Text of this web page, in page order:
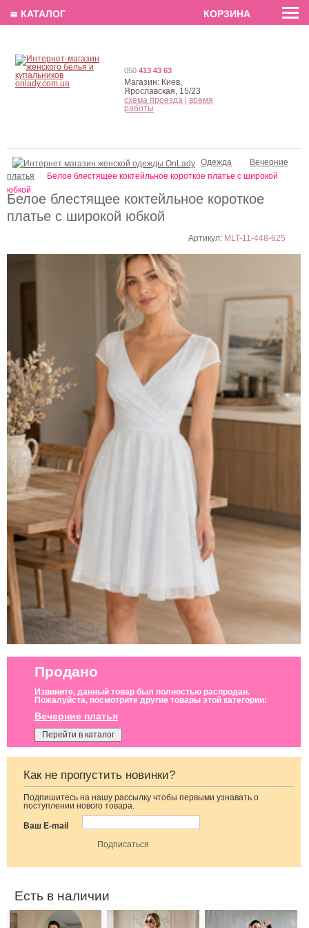
EN РУС
Белое блестящее коктейльное короткое
платье с широкой юбкой
Артикул: MLT-11-448-625
Продано
Извините, данный товар был полностью распродан.
Пожалуйста, посмотрите другие товары этой категории:
Вечерние платья
Перейти в каталог
Как не пропустить новинки?
Подпишитесь на нашу рассылку чтобы первыми узнавать о
поступлении нового товара.
Ваш E-mail
Есть в наличии
Изумрудное
вечернее платье
макси с
разрезом по
Вечернее платье
в пол синего
Черное
Одежда
Вечерние
платья
Белое блестящее коктейльное короткое платье с широкой
юбкой
050 413 43 63
Магазин: Киев,
Ярославская, 15/23
схема проезда
время
работы
≣ КАТАЛОГ КОРЗИНА